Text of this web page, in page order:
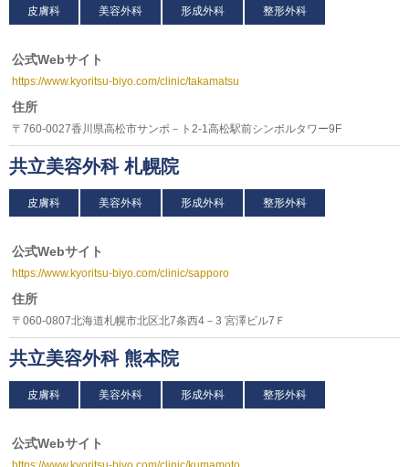
皮膚科 美容外科 形成外科 整形外科
公式Webサイト
https://www.kyoritsu-biyo.com/clinic/takamatsu
住所
〒760-0027香川県高松市サンポ－ト2-1高松駅前シンボルタワー9F
共立美容外科 札幌院
皮膚科 美容外科 形成外科 整形外科
公式Webサイト
https://www.kyoritsu-biyo.com/clinic/sapporo
住所
〒060-0807北海道札幌市北区北7条西4－3 宮澤ビル7Ｆ
共立美容外科 熊本院
皮膚科 美容外科 形成外科 整形外科
公式Webサイト